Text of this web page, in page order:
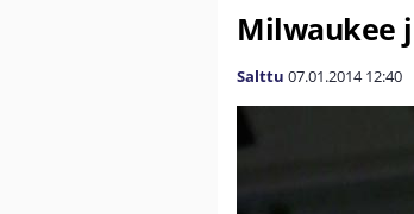
Milwaukee
Salttu 07.01.2014 12:40